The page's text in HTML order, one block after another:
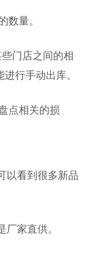
数量。
门店之间的相
行手动出库。
点相关的损
以看到很多新品
家直供。